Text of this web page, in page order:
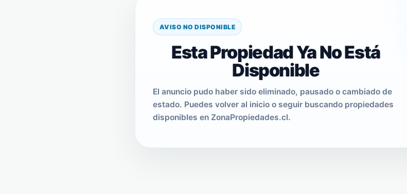
AVISO NO DISPONIBLE
Esta Propiedad Ya No Está
Disponible
El anuncio pudo haber sido eliminado, pausado o cambiado de
estado. Puedes volver al inicio o seguir buscando propiedades
disponibles en ZonaPropiedades.cl.